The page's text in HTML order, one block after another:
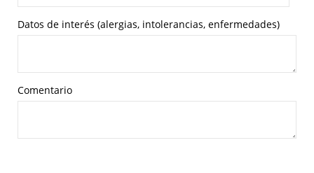
Datos de interés (alergias, intolerancias, enfermedades)
Comentario